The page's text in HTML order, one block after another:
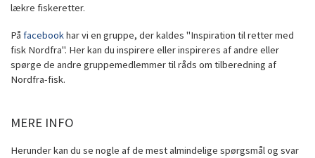
lækre fiskeretter.
På facebookhar vi en gruppe, der kaldes "Inspiration til retter med
fisk Nordfra". Her kan du inspirere eller inspireres af andre eller
spørge de andre gruppemedlemmer til råds om tilberedning af
Nordfra-fisk.
MERE INFO
Herunder kan du se nogle af de mest almindelige spørgsmål og svar